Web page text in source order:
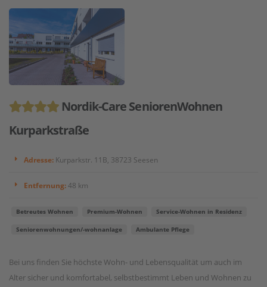
Nordik-Care SeniorenWohnen
Kurparkstraße
Adresse: Kurparkstr. 11B, 38723 Seesen
Entfernung:48 km
Betreutes Wohnen Premium-Wohnen Service-Wohnen in Residenz
Seniorenwohnungen/-wohnanlage Ambulante Pflege
Bei uns finden Sie höchste Wohn- und Lebensqualität um auch im
Alter sicher und komfortabel, selbstbestimmt Leben und Wohnen zu